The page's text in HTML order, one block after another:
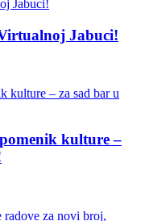
Jabuci!
kulture –